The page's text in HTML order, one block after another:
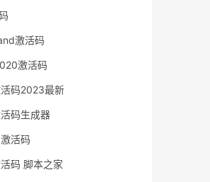
激活码
激活码
码2023最新
码生成器
活码
码 脚本之家